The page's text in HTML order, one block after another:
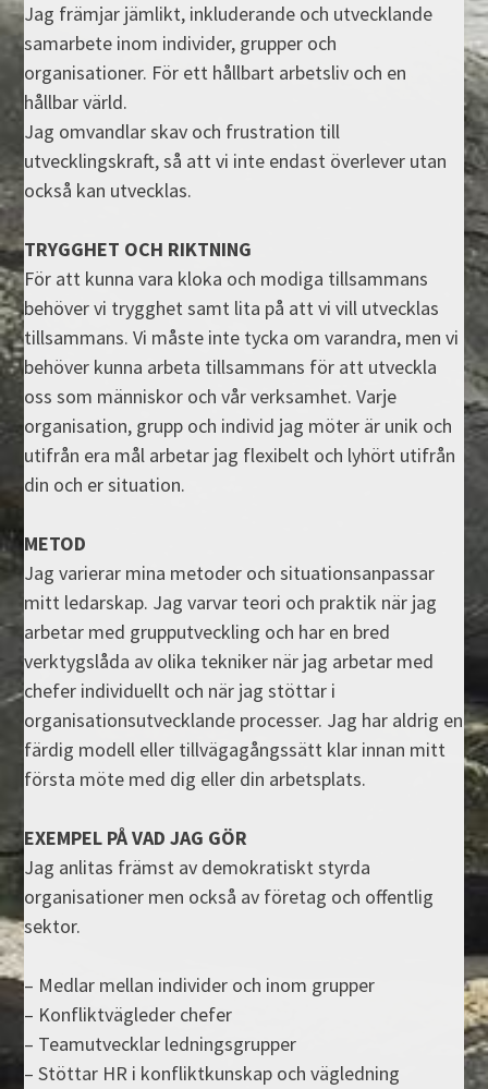
Jag främjar jämlikt, inkluderande och utvecklande
samarbete inom individer, grupper och
organisationer. För ett hållbart arbetsliv och en
hållbar värld.
Jag omvandlar skav och frustration till
utvecklingskraft, så att vi inte endast överlever utan
också kan utvecklas.
TRYGGHET OCH RIKTNING
För att kunna vara kloka och modiga tillsammans
behöver vi trygghet samt lita på att vi vill utvecklas
tillsammans. Vi måste inte tycka om varandra, men vi
behöver kunna arbeta tillsammans för att utveckla
oss som människor och vår verksamhet. Varje
organisation, grupp och individ jag möter är unik och
utifrån era mål arbetar jag flexibelt och lyhört utifrån
din och er situation.
METOD
Jag varierar mina metoder och situationsanpassar
mitt ledarskap. Jag varvar teori och praktik när jag
arbetar med grupputveckling och har en bred
verktygslåda av olika tekniker när jag arbetar med
chefer individuellt och när jag stöttar i
organisationsutvecklande processer. Jag har aldrig en
färdig modell eller tillvägagångssätt klar innan mitt
första möte med dig eller din arbetsplats.
EXEMPEL PÅ VAD JAG GÖR
Jag anlitas främst av demokratiskt styrda
organisationer men också av företag och offentlig
sektor.
– Medlar mellan individer och inom grupper
– Konfliktvägleder chefer
– Teamutvecklar ledningsgrupper
– Stöttar HR i konfliktkunskap och vägledning